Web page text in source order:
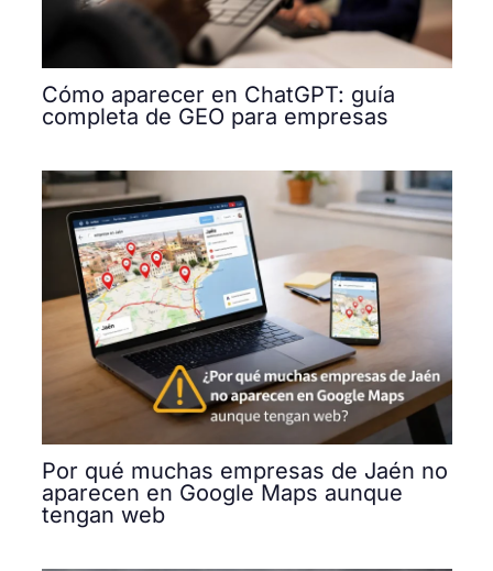
Cómo aparecer en ChatGPT: guía
completa de GEO para empresas
Por qué muchas empresas de Jaén no
aparecen en Google Maps aunque
tengan web